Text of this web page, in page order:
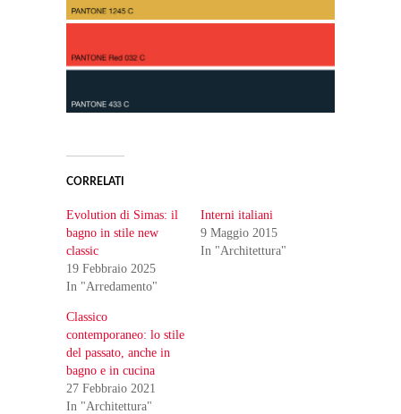
CORRELATI
Evolution di Simas: il
bagno in stile new
classic
19 Febbraio 2025
In "Arredamento"
Interni italiani
9 Maggio 2015
In "Architettura"
Classico
contemporaneo: lo stile
del passato, anche in
bagno e in cucina
27 Febbraio 2021
In "Architettura"